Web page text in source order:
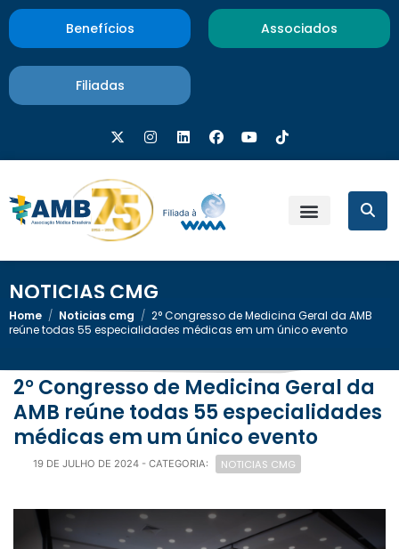
Benefícios Associados
Filiadas
NOTICIAS CMG
Home / Noticias cmg / 2° Congresso de Medicina Geral da AMB
reúne todas 55 especialidades médicas em um único evento
2° Congresso de Medicina Geral da
AMB reúne todas 55 especialidades
médicas em um único evento
19 DE JULHO DE 2024 - CATEGORIA: NOTICIAS CMG